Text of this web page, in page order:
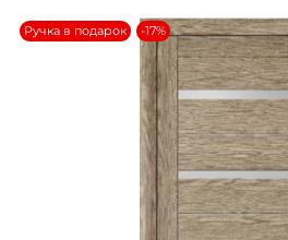
Ручка в подарок -17%